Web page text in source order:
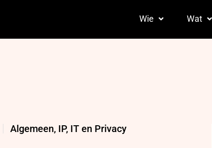
Wie Wat
Algemeen, IP, IT en Privacy